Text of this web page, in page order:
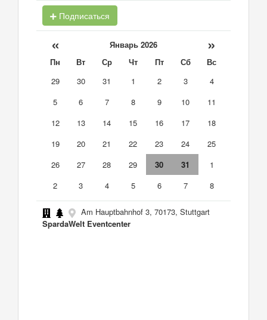
Подписаться
« Январь 2026 »
Пн Вт Ср Чт Пт Сб
Вс
29
30 31 1 2 3
4
5
6 7 8 9 10
11
12
13 14 15 16 17
18
19
20 21 22 23 24
25
26
27 28 29 30 31
1
2
3 4 5 6 7 8
Am Hauptbahnhof 3, 70173, Stuttgart
SpardaWelt Eventcenter